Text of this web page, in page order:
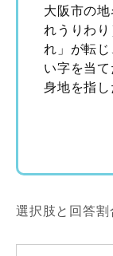
大阪市の
れうりわ
れ」が転
い字を当
身地を指し
選択肢と回答割